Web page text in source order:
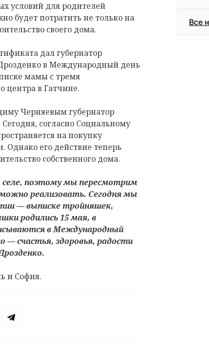
условий для родителей
будет потратить не только на
своего дома.
дал губернатор
в Международный день
мамы с тремя
центра в Гатчине.
Черняевым губернатор
согласно Социальному
на покупку
Однако его действие теперь
собственного дома.
поэтому мы пересмотрим
реализовать. Сегодня мы
— выписке тройняшек,
родились 15 мая, в
в Международный
― счастья, здоровья, радости
и София.
Все